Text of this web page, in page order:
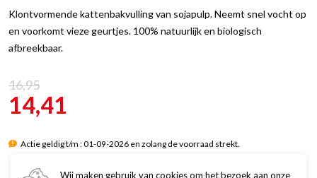
Klontvormende kattenbakvulling van sojapulp. Neemt snel vocht op
en voorkomt vieze geurtjes. 100% natuurlijk en biologisch
afbreekbaar.
16,95
14,41
Actie geldig t/m : 01-09-2026 en zolang de voorraad strekt.
Wij maken gebruik van cookies om het bezoek aan onze